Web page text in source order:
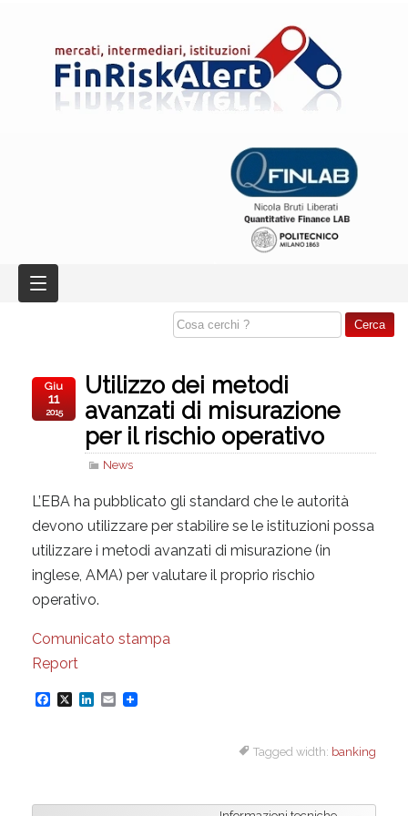
Utilizzo dei metodi
avanzati di misurazione
per il rischio operativo
News
Giu
11
2015
L’EBA ha pubblicato gli standard che le autorità
devono utilizzare per stabilire se le istituzioni possa
utilizzare i metodi avanzati di misurazione (in
inglese, AMA) per valutare il proprio rischio
operativo.
Comunicato stampa
Report
F
b
X
L
e
E
l
Tagged width: banking